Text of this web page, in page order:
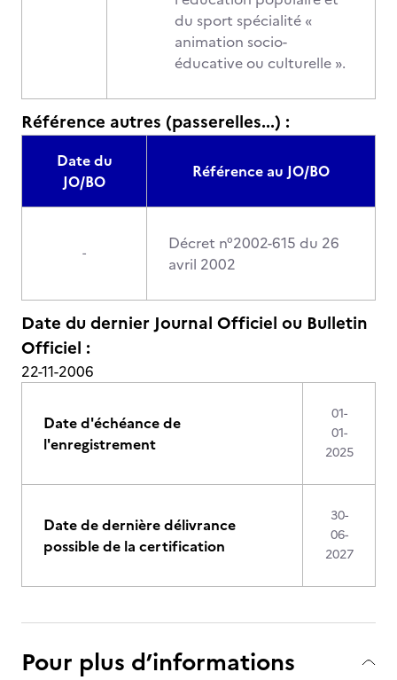
du sport spécialité «
animation socio-
éducative ou culturelle ».
Référence autres (passerelles...) :
Date du
JO/BO
Référence au JO/BO
-
Décret n°2002-615 du 26
avril 2002
Date du dernier Journal Officiel ou Bulletin
Officiel :
22-11-2006
Date d'échéance de
l'enregistrement
01-
01-
2025
Date de dernière délivrance
possible de la certification
30-
06-
2027
Pour plus d’informations